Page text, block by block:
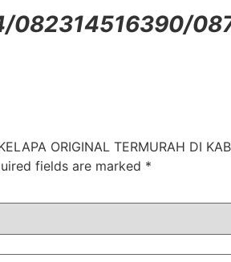
082314516390/
ORIGINAL TERMURAH DI
fields are marked *